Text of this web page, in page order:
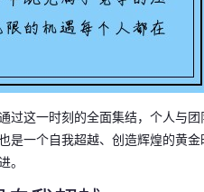
过这一时刻的全面集结，个人与
是一个自我超越、创造辉煌的黄
。